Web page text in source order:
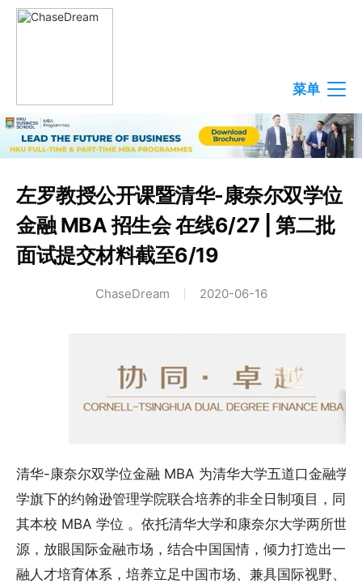
菜单
左罗教授公开课暨清华-康奈尔双学位
金融 MBA 招生会 在线6/27 | 第二批
面试提交材料截至6/19
ChaseDream 2020-06-16
清华-康奈尔双学位金融 MBA 为清华大学五道口金融学
学旗下的约翰逊管理学院联合培养的非全日制项目，同
其本校 MBA 学位 。依托清华大学和康奈尔大学两所世
源，放眼国际金融市场，结合中国国情，倾力打造出一
融人才培育体系，培养立足中国市场、兼具国际视野、